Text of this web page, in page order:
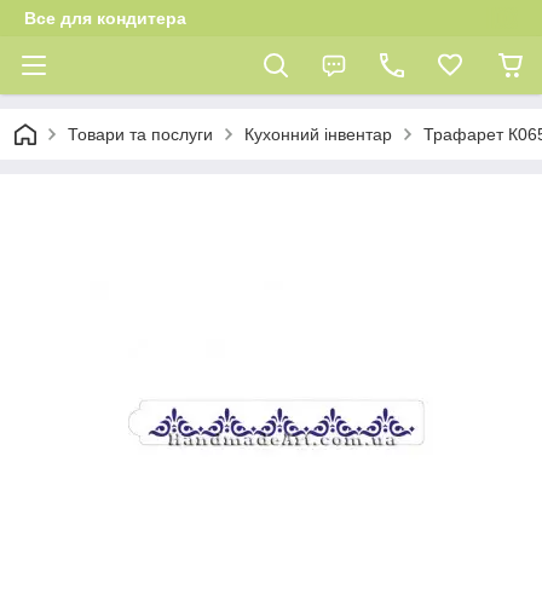
Все для кондитера
Товари та послуги Кухонний інвентар Трафарет